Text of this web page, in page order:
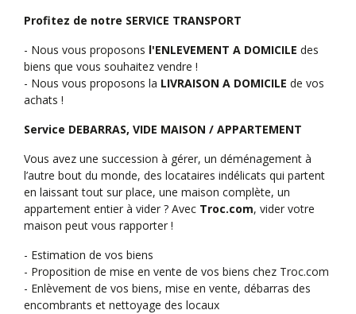
Profitez de notre SERVICE TRANSPORT
- Nous vous proposons l'ENLEVEMENT A DOMICILE des
biens que vous souhaitez vendre !
- Nous vous proposons la LIVRAISON A DOMICILE de vos
achats !
Service DEBARRAS, VIDE MAISON / APPARTEMENT
Vous avez une succession à gérer, un déménagement à
l’autre bout du monde, des locataires indélicats qui partent
en laissant tout sur place, une maison complète, un
appartement entier à vider ? Avec Troc.com, vider votre
maison peut vous rapporter !
- Estimation de vos biens
- Proposition de mise en vente de vos biens chez Troc.com
- Enlèvement de vos biens, mise en vente, débarras des
encombrants et nettoyage des locaux